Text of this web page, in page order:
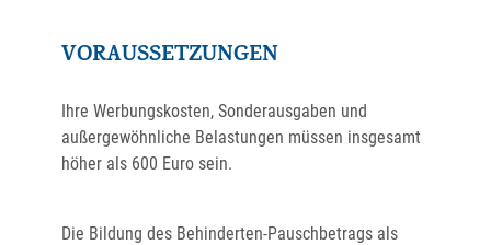
VORAUSSETZUNGEN
Ihre Werbungskosten, Sonderausgaben und
außergewöhnliche Belastungen müssen insgesamt
höher als 600 Euro sein.
Die Bildung des Behinderten-Pauschbetrags als